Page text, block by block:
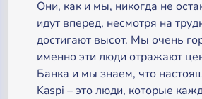
Они, как и мы, никогда не
идут вперед, несмотря на
достигают высот. Мы очень
именно эти люди отражают
Банка и мы знаем, что
Kaspi – это люди, которые